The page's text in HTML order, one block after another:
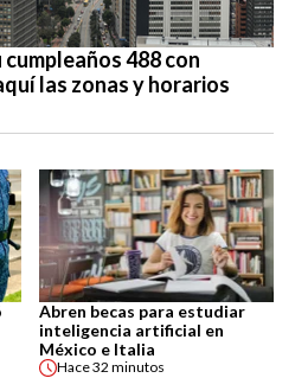
488 con
las zonas y horarios
Abren becas para estudiar
inteligencia artificial en
México e Italia
Hace32 minutos